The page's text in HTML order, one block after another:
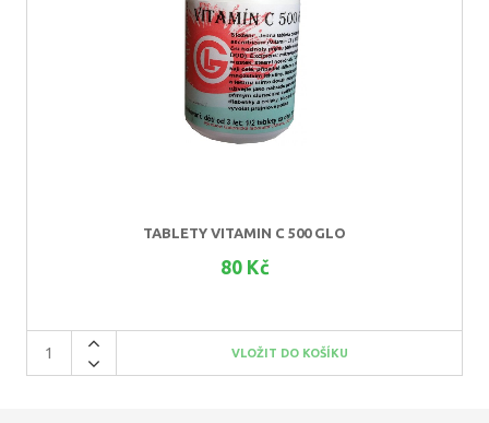
TABLETY VITAMIN C 500 GLO
80 Kč